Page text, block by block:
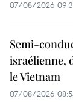
07/08/2026
Semi-
israélienne,
le Vietnam
07/08/2026